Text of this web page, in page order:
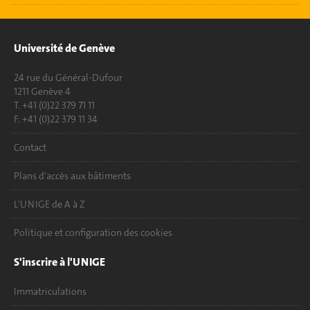
Université de Genève
24 rue du Général-Dufour
1211 Genève 4
T. +41 (0)22 379 71 11
F. +41 (0)22 379 11 34
Contact
Plans d'accès aux bâtiments
L'UNIGE de A à Z
Politique et configuration des cookies
S'inscrire à l'UNIGE
Immatriculations